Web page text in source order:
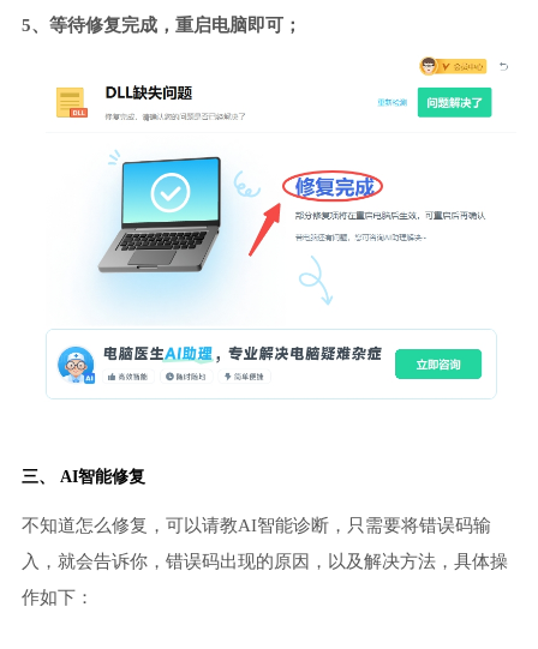
5、等待修复完成，重启电脑即可；
三、 AI智能修复
不知道怎么修复，可以请教AI智能诊断，只需要将错误码输
入，就会告诉你，错误码出现的原因，以及解决方法，具体操
作如下：